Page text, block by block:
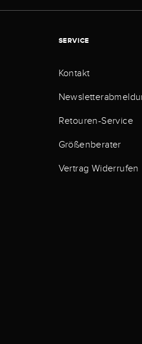
SERVICE
Kontakt
Retouren-Service
Größenberater
Vertrag Widerrufen